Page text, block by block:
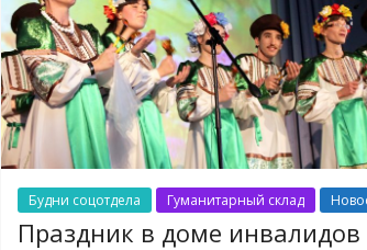
Будни соцотдела Гуманитарный склад
Праздник в доме инвалидов